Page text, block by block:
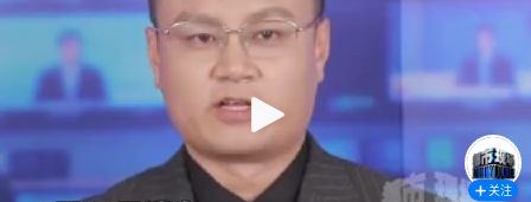
关注